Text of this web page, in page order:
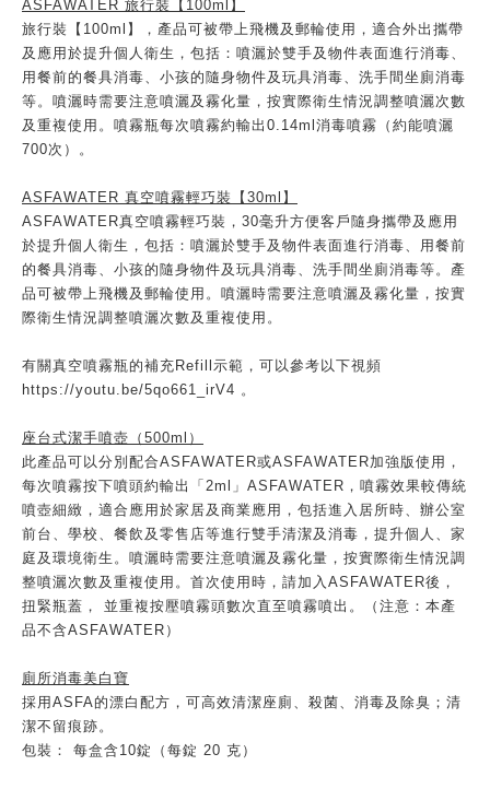
ASFAWATER 旅行裝【100ml】
旅行裝【100ml】，產品可被帶上飛機及郵輪使用，適合外出攜帶
及應用於提升個人衛生，包括：噴灑於雙手及物件表面進行消毒、
用餐前的餐具消毒、小孩的隨身物件及玩具消毒、洗手間坐廁消毒
等。噴灑時需要注意噴灑及霧化量，按實際衛生情況調整噴灑次數
及重複使用。噴霧瓶每次噴霧約輸出0.14ml消毒噴霧（約能噴灑
700次）。
ASFAWATER 真空噴霧輕巧裝【30ml】
ASFAWATER真空噴霧輕巧裝，30毫升方便客戶隨身攜帶及應用
於提升個人衛生，包括：噴灑於雙手及物件表面進行消毒、用餐前
的餐具消毒、小孩的隨身物件及玩具消毒、洗手間坐廁消毒等。產
品可被帶上飛機及郵輪使用。噴灑時需要注意噴灑及霧化量，按實
際衛生情況調整噴灑次數及重複使用。
有關真空噴霧瓶的補充Refill示範，可以參考以下視頻
https://youtu.be/5qo661_irV4 。
座台式潔手噴壺（500ml）
此產品可以分別配合ASFAWATER或ASFAWATER加強版使用，
每次噴霧按下噴頭約輸出「2ml」ASFAWATER，噴霧效果較傳統
噴壺細緻，適合應用於家居及商業應用，包括進入居所時、辦公室
前台、學校、餐飲及零售店等進行雙手清潔及消毒，提升個人、家
庭及環境衛生。噴灑時需要注意噴灑及霧化量，按實際衛生情況調
整噴灑次數及重複使用。首次使用時，請加入ASFAWATER後，
扭緊瓶蓋， 並重複按壓噴霧頭數次直至噴霧噴出。（注意：本產
品不含ASFAWATER）
廁所消毒美白寶
採用ASFA的漂白配方，可高效清潔座廁、殺菌、消毒及除臭；清
潔不留痕跡。
包裝： 每盒含10錠（每錠 20 克）